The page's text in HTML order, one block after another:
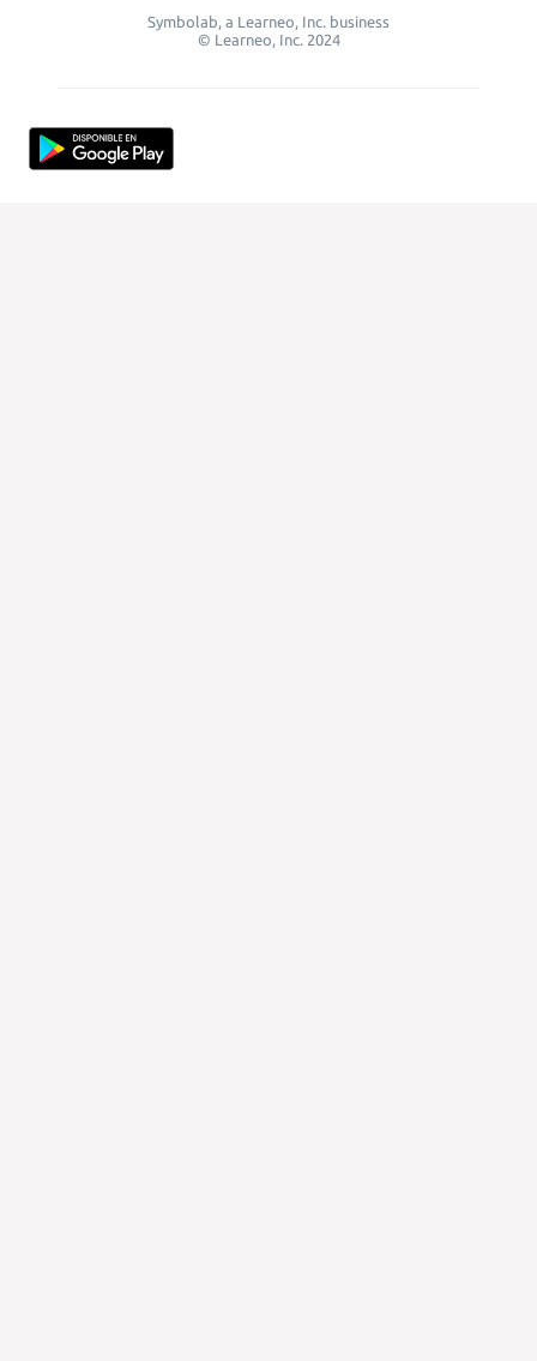
Symbolab, a Learneo, Inc. business
© Learneo, Inc. 2024